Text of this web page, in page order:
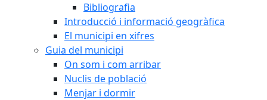
Bibliografia
Introducció i informació geogràfica
El municipi en xifres
Guia del municipi
On som i com arribar
Nuclis de població
Menjar i dormir